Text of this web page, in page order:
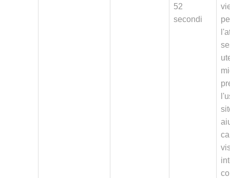
52
secondi